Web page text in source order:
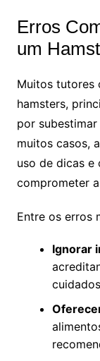
Erros
um
Muitos tutores
hamsters,
por subestimar
muitos casos,
uso de dicas e
comprometer
Entre os erros
Ignorar